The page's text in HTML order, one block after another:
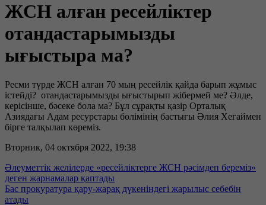
ЖСН алған ресейліктер
отандастарымызды
ығыстыра ма?
Ресми түрде ЖСН алған 70 мың ресейлік қайда барып жұмыс
істейді? отандастарымызды ығыстырып жібермей ме? Әлде,
керісінше, бәсеке бола ма? Бұл сұрақты қазір Орталық
Азиядағы Адам ресурстары бөлімінің бастығы Әлия Хегаймен
бірге талқылап көреміз.
Вторник, 04 октября 2022, 19:38
Әлеуметтік желілерде «ресейліктерге ЖСН рәсімдеп береміз»
деген жарнамалар қаптады
Бас прокуратура қару-жарақ дүкеніндегі жарылыс себебін
атады